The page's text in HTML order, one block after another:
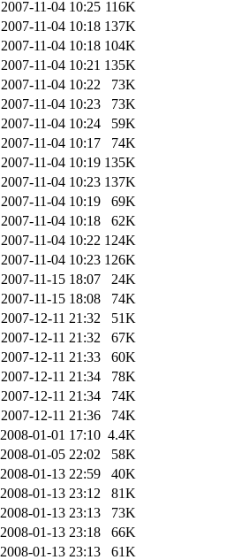
2007-11-04 10:25 116K
2007-11-04 10:18 137K
2007-11-04 10:18 104K
2007-11-04 10:21 135K
2007-11-04 10:22
73K
2007-11-04 10:23
73K
2007-11-04 10:24
59K
2007-11-04 10:17
74K
2007-11-04 10:19 135K
2007-11-04 10:23 137K
2007-11-04 10:19
69K
2007-11-04 10:18
62K
2007-11-04 10:22 124K
2007-11-04 10:23 126K
2007-11-15 18:07
24K
2007-11-15 18:08
74K
2007-12-11 21:32
51K
2007-12-11 21:32
67K
2007-12-11 21:33
60K
2007-12-11 21:34
78K
2007-12-11 21:34
74K
2007-12-11 21:36
74K
2008-01-01 17:10 4.4K
2008-01-05 22:02
58K
2008-01-13 22:59
40K
2008-01-13 23:12
81K
2008-01-13 23:13
73K
2008-01-13 23:18
66K
2008-01-13 23:13
61K